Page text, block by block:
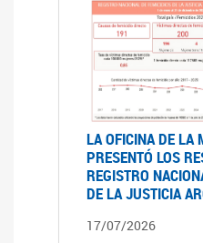
LA OFICINA DE LA
PRESENTÓ LOS
REGISTRO
DE LA JUSTICIA
17/07/2026